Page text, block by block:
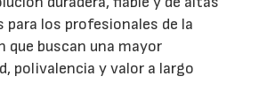
para los profesionales de la
que buscan una mayor
polivalencia y valor a largo